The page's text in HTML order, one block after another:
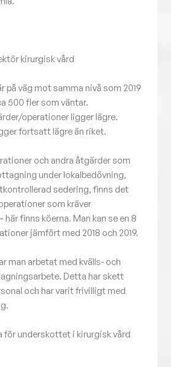
kirurgisk vård
på väg mot samma nivå som 2019
500 fler som väntar.
operationer ligger lägre.
fortsatt lägre än riket.
och andra åtgärder som
under lokalbedövning,
sedering, finns det
som kräver
finns köerna. Man kan se en 8
jämfört med 2018 och 2019.
man arbetat med kvälls- och
Detta har skett
och har varit frivilligt med
för underskottet i kirurgisk vård